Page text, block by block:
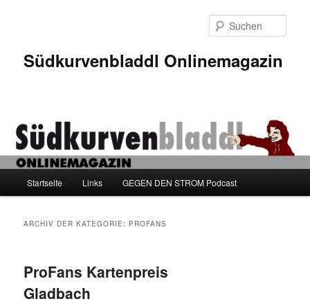
Südkurvenbladdl Onlinemagazin
Startseite Links GEGEN DEN STROM Podcast
ARCHIV DER KATEGORIE: PROFANS
ProFans Kartenpreis
Gladbach